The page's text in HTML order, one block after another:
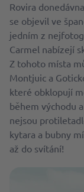
Rovira
se objevil ve
jedním z
Carmel nabízejí
Z tohoto místa
Montjuic a
které obklopují
během východu
nejsou
kytara a bubny
až do svítání!